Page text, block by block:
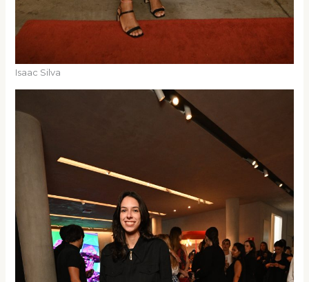
Isaac Silva